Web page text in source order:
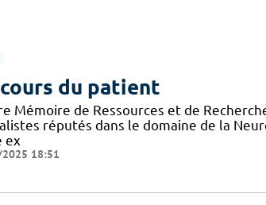
du patient
Mémoire de Ressources et de
réputés dans le domaine de la
ex
18:51